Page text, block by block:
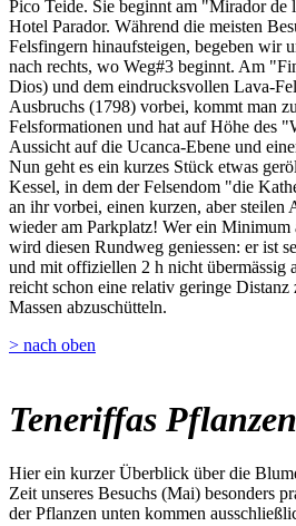
Pico Teide. Sie beginnt am "Mirador de
Hotel Parador. Während die meisten
Felsfingern hinaufsteigen, begeben wir
nach rechts, wo Weg#3 beginnt. Am
Dios) und dem eindrucksvollen Lava-
Ausbruchs (1798) vorbei, kommt man
Felsformationen und hat auf Höhe des
Aussicht auf die Ucanca-Ebene und
Nun geht es ein kurzes Stück etwas
Kessel, in dem der Felsendom "die
an ihr vorbei, einen kurzen, aber steilen
wieder am Parkplatz! Wer ein
wird diesen Rundweg geniessen: er ist
und mit offiziellen 2 h nicht übermässig
reicht schon eine relativ geringe
Massen abzuschütteln.
> nach oben
Teneriffas
Hier ein kurzer Überblick über die
Zeit unseres Besuchs (Mai) besonders
der Pflanzen unten kommen